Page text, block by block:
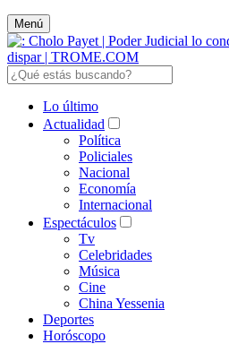
Menú
Lo último
Actualidad
Política
Policiales
Nacional
Economía
Internacional
Espectáculos
Tv
Celebridades
Música
Cine
China Yessenia
Deportes
Horóscopo